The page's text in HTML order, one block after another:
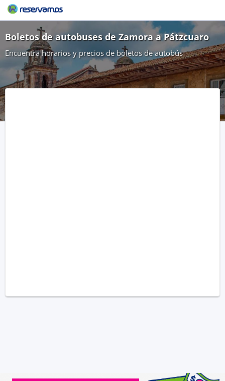
Boletos de autobuses de Zamora a Pátzcuaro
Encuentra horarios y precios de boletos de autobús